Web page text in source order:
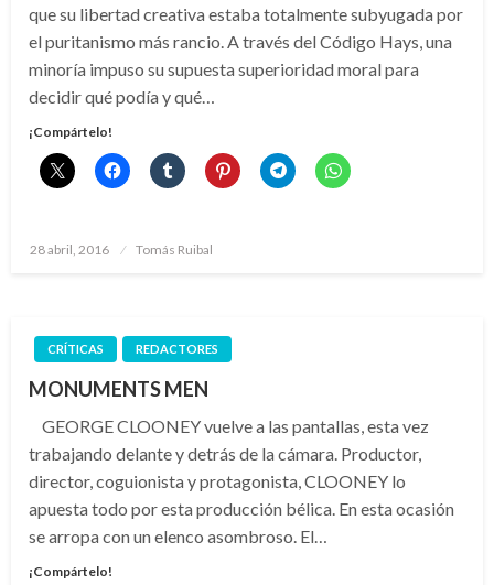
que su libertad creativa estaba totalmente subyugada por
el puritanismo más rancio. A través del Código Hays, una
minoría impuso su supuesta superioridad moral para
decidir qué podía y qué…
¡Compártelo!
Publicado
28 abril, 2016 Tomás Ruibal
CRÍTICAS REDACTORES
MONUMENTS MEN
GEORGE CLOONEY vuelve a las pantallas, esta vez
trabajando delante y detrás de la cámara. Productor,
director, coguionista y protagonista, CLOONEY lo
apuesta todo por esta producción bélica. En esta ocasión
se arropa con un elenco asombroso. El…
¡Compártelo!